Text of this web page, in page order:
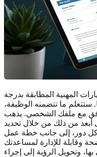
المهنية المطابقة بدرجة
ما تتضمنه الوظيفة،
مع ملفك الشخصي. يذهب
أبعد من ذلك من خلال تحديد
كل دور، إلى جانب خطة عمل
وقابلة للإدارة لمساعدتك